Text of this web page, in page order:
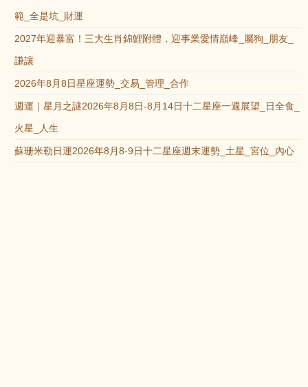
範_全是坑_財運
2027年迎暴富！三大生肖錦鯉附體，迎事業愛情巔峰_屬狗_朋友_
謙讓
2026年8月8日星座運勢_交易_管理_合作
週運｜星月之謎2026年8月8日-8月14日十二星座一週展望_日全食_
火星_人生
蘇珊米勒日運2026年8月8-9日十二星座週末運勢_土星_宮位_內心